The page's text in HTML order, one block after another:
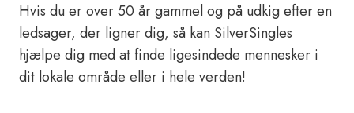
Hvis du er over 50 år gammel og på udkig efter en
ledsager, der ligner dig, så kan SilverSingles
hjælpe dig med at finde ligesindede mennesker i
dit lokale område eller i hele verden!